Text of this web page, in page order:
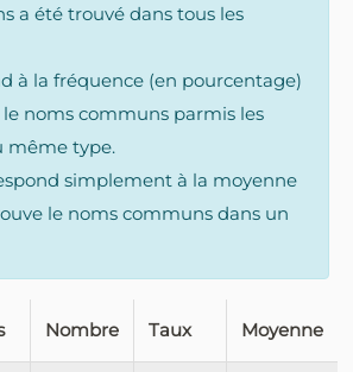
a été trouvé dans tous les
à la fréquence (en pourcentage)
noms communs parmis les
même type.
simplement à la moyenne
le noms communs dans un
Nombre Taux Moyenne